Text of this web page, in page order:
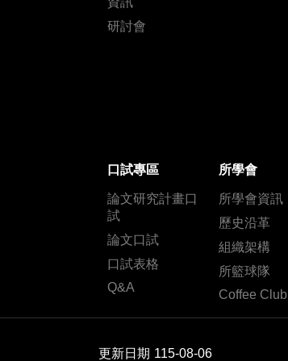
研討會
口試專區
論文研究計畫口
試
論文口試
口試表格
Q&A
所學會
所學會資訊
歷史沿革
組織架構
所籃球隊
Coffee Club
更新日期 115-08-06